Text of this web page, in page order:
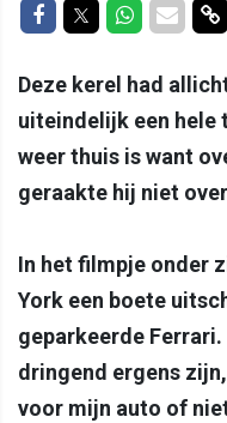
Delen op Facebook
Delen op
Delen op
Deze kerel had
uiteindelijk een hele
weer thuis is want
geraakte hij niet
In het filmpje onder
York een boete
geparkeerde
dringend ergens
voor mijn auto of